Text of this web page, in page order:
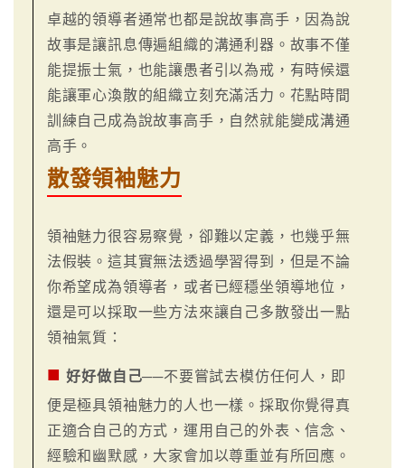
卓越的領導者通常也都是說故事高手，因為說
故事是讓訊息傳遍組織的溝通利器。故事不僅
能提振士氣，也能讓愚者引以為戒，有時候還
能讓軍心渙散的組織立刻充滿活力。花點時間
訓練自己成為說故事高手，自然就能變成溝通
高手。
散發領袖魅力
領袖魅力很容易察覺，卻難以定義，也幾乎無
法假裝。這其實無法透過學習得到，但是不論
你希望成為領導者，或者已經穩坐領導地位，
還是可以採取一些方法來讓自己多散發出一點
領袖氣質：
■ 好好做自己──不要嘗試去模仿任何人，即
便是極具領袖魅力的人也一樣。採取你覺得真
正適合自己的方式，運用自己的外表、信念、
經驗和幽默感，大家會加以尊重並有所回應。